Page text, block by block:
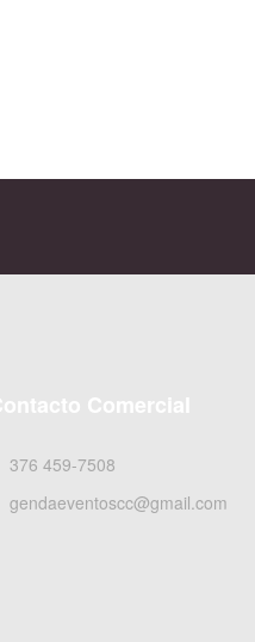
0376 459-7508
agendaeventoscc@gmail.com